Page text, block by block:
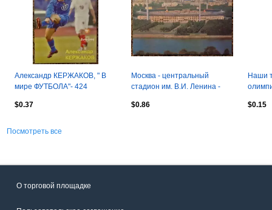
Александр КЕРЖАКОВ, " В
мире ФУТБОЛА"- 424
$0.37
Москва - центральный
стадион им. В.И. Ленина -
$0.86
Наши
$0.15
Посмотреть все
О торговой площадке